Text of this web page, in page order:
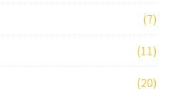
(7)
(11)
(20)